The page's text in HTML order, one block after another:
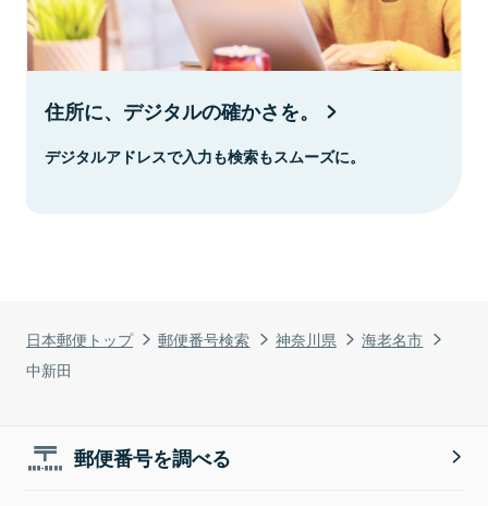
日本郵便トップ 郵便番号検索 神奈川県
海老名市
中新田
住所に、デジタルの確かさを。
デジタルアドレスで入力も検索もスムーズに。
郵便番号を調べる